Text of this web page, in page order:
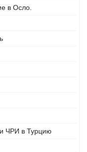
в Осло.
ЧРИ в Турцию